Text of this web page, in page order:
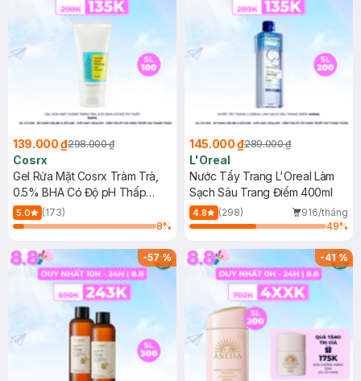
139.000 ₫298.000 ₫
Cosrx
Gel Rửa Mặt Cosrx Tràm Trà,
0.5% BHA Có Độ pH Thấp
150ml
5.0
(173)
8%
145.000 ₫289.000 ₫
L'Oreal
Nước Tẩy Trang L'Oreal Làm
Sạch Sâu Trang Điểm 400ml
4.8 (298)
916/tháng
49%
-57% -41%